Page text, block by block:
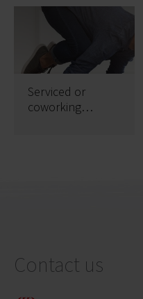
Serviced or
coworking
Contact us